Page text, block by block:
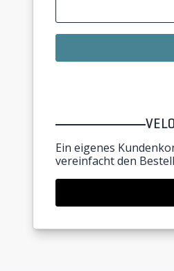
Ein eigenes
vereinfacht den